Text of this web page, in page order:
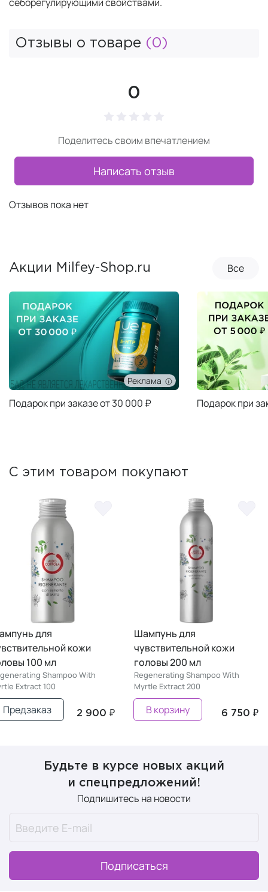
Отзывы о товаре (0)
0
Поделитесь своим впечатлением
Написать отзыв
Отзывов пока нет
Акции Milfey-Shop.ru Все
Реклама
Подарок при заказе от 30 000 ₽ Подарок при
С этим товаром покупают
Шампунь для
чувствительной кожи
головы 100 мл
Regenerating Shampoo With
Myrtle Extract 100
2 900 ₽
Предзаказ
Шампунь для
чувствительной кожи
головы 200 мл
Regenerating Shampoo With
Myrtle Extract 200
6 750
В корзину
Будьте в курсе новых акций
и спецпредложений!
Подпишитесь на новости
Подписаться